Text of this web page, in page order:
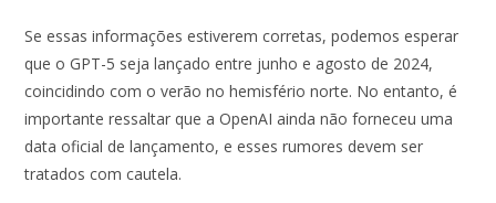
Se essas informações estiverem corretas, podemos esperar
que o GPT-5 seja lançado entre junho e agosto de 2024,
coincidindo com o verão no hemisfério norte. No entanto, é
importante ressaltar que a OpenAI ainda não forneceu uma
data oficial de lançamento, e esses rumores devem ser
tratados com cautela.